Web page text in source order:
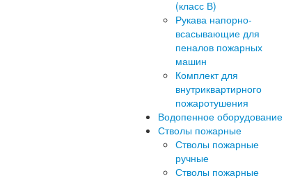
(класс В)
Рукава напорно-
всасывающие для
пеналов пожарных
машин
Комплект для
внутриквартирного
пожаротушения
Водопенное оборудование
Стволы пожарные
Стволы пожарные
ручные
Стволы пожарные